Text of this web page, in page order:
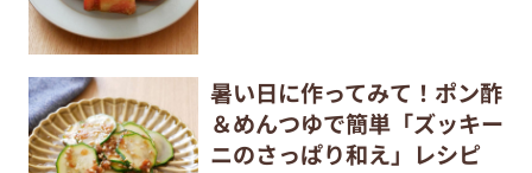
暑い日に作ってみて！ポン酢
＆めんつゆで簡単「ズッキー
ニのさっぱり和え」レシピ